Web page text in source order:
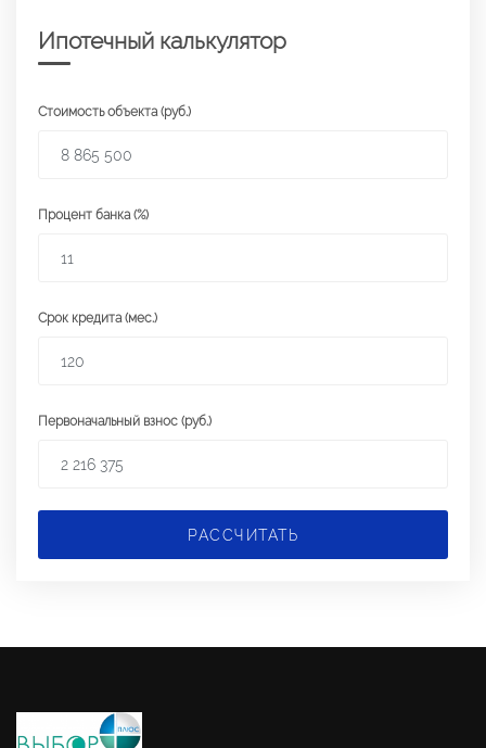
Ипотечный калькулятор
Стоимость объекта (руб.)
Процент банка (%)
Срок кредита (мес.)
Первоначальный взнос (руб.)
РАССЧИТАТЬ